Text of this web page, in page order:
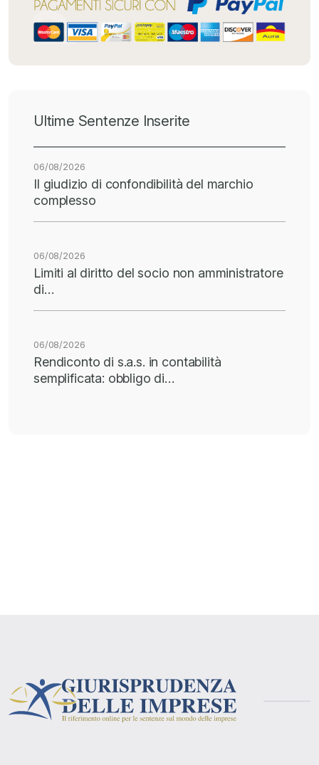
Ultime Sentenze Inserite
06/08/2026
Il giudizio di confondibilità del marchio
complesso
06/08/2026
Limiti al diritto del socio non amministratore
di…
06/08/2026
Rendiconto di s.a.s. in contabilità
semplificata: obbligo di…